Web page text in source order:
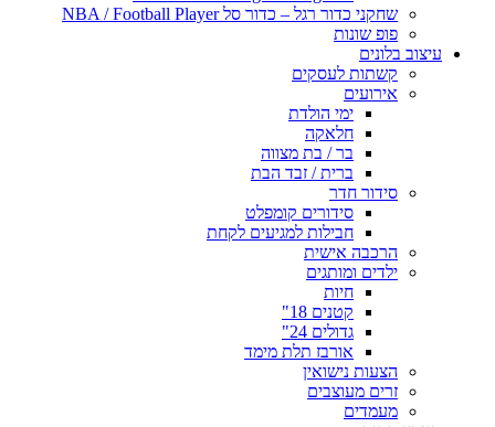
שחקני כדור רגל – כדור סל NBA / Football Player
פופ שונות
עיצוב בלונים
קשתות לעסקים
אירועים
ימי הולדת
חלאקה
בר / בת מצווה
ברית / זבד הבת
סידור חדר
סידורים קומפלט
חבילות למגיעים לקחת
הרכבה אישית
ילדים ומותגים
חיות
קטנים 18"
גדולים 24"
אורבז תלת מימד
הצעות נישואין
זרים מעוצבים
מעמדים